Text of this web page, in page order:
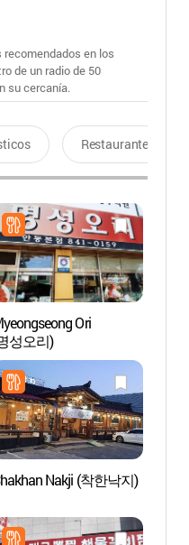
recomendados en los
de un radio de 50
su cercanía.
Restaurantes
Ori
성오리)
Nakji (착한낙지)